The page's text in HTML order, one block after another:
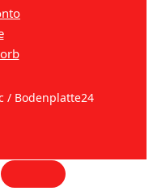
/ Bodenplatte24